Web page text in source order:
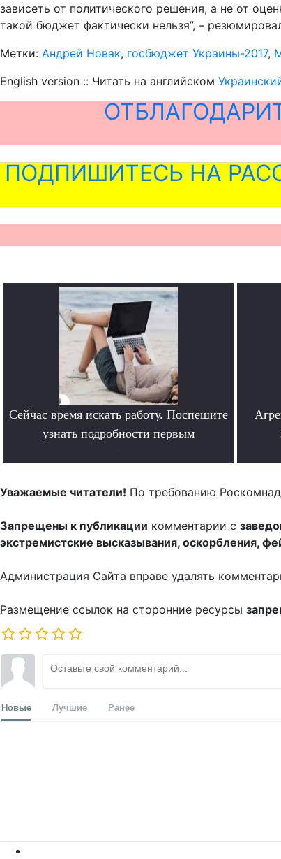
зависеть от политического решения, а не от
такой бюджет фактически нельзя”, –
Метки: Андрей Новак, госбюджет Украины-2017,
English version :: Читать на английском
ПОДПИШИТЕСЬ НА
Сейчас время искать работу. Поспешите
узнать подробности первым
Уважаемые читатели! По требованию
Запрещены к публикации комментарии с
экстремистские высказывания, оскорбления,
Администрация Сайта вправе удалять
Размещение ссылок на сторонние ресурсы
Новые Лучшие Ранее